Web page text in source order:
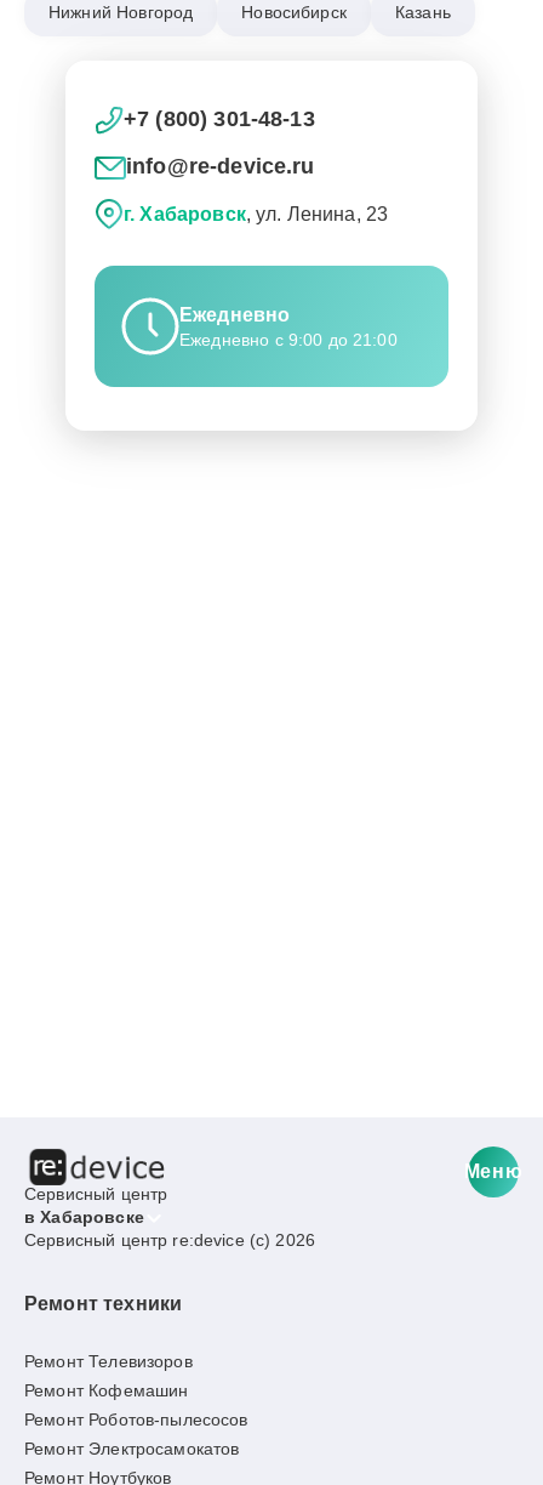
Нижний Новгород Новосибирск Казань
+7 (800) 301-48-13
info@re-device.ru
г. Хабаровск, ул. Ленина, 23
Ежедневно
Ежедневно с 9:00 до 21:00
Сервисный центр
в Хабаровске
Меню
Сервисный центр re:device (c) 2026
Ремонт техники
Ремонт Телевизоров
Ремонт Кофемашин
Ремонт Роботов-пылесосов
Ремонт Электросамокатов
Ремонт Ноутбуков